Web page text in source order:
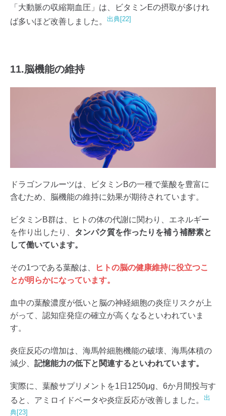
「大動脈の収縮期血圧」は、ビタミンEの摂取が多けれ
ば多いほど改善しました。 出典[22]
11.脳機能の維持
ドラゴンフルーツは、ビタミンBの一種で葉酸を豊富に
含むため、脳機能の維持に効果が期待されています。
ビタミンB群は、ヒトの体の代謝に関わり、エネルギー
を作り出したり、 タンパク質を作ったりを補う補酵素と
して働いています。
その1つである葉酸は、
ヒトの脳の健康維持に役立つこ
とが明らかになっています。
血中の葉酸濃度が低いと脳の神経細胞の炎症リスクが上
がって、認知症発症の確立が高くなるといわれていま
す。
炎症反応の増加は、海馬幹細胞機能の破壊、海馬体積の
減少、 記憶能力の低下と関連するといわれています。
実際に、葉酸サプリメントを1日1250μg、6か月間投与す
ると、アミロイドベータや炎症反応が改善しました。 出
典[23]